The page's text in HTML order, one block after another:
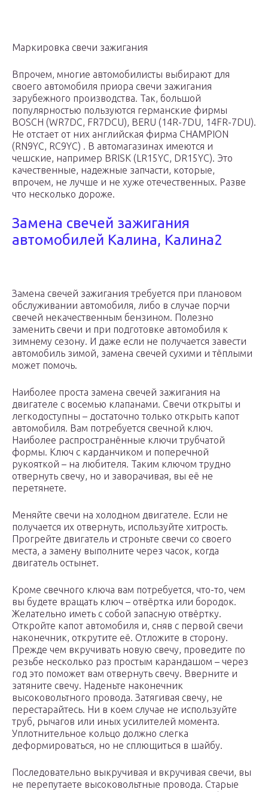
Маркировка свечи зажигания
Впрочем, многие автомобилисты выбирают для
своего автомобиля приора свечи зажигания
зарубежного производства. Так, большой
популярностью пользуются германские фирмы
BOSCH (WR7DC, FR7DCU), BERU (14R-7DU, 14FR-7DU).
Не отстает от них английская фирма CHAMPION
(RN9YC, RC9YC) . В автомагазинах имеются и
чешские, например BRISK (LR15YC, DR15YC). Это
качественные, надежные запчасти, которые,
впрочем, не лучше и не хуже отечественных. Разве
что несколько дороже.
Замена свечей зажигания
автомобилей Калина, Калина2
Замена свечей зажигания требуется при плановом
обслуживании автомобиля, либо в случае порчи
свечей некачественным бензином. Полезно
заменить свечи и при подготовке автомобиля к
зимнему сезону. И даже если не получается завести
автомобиль зимой, замена свечей сухими и тёплыми
может помочь.
Наиболее проста замена свечей зажигания на
двигателе с восемью клапанами. Свечи открыты и
легкодоступны – достаточно только открыть капот
автомобиля. Вам потребуется свечной ключ.
Наиболее распространённые ключи трубчатой
формы. Ключ с карданчиком и поперечной
рукояткой – на любителя. Таким ключом трудно
отвернуть свечу, но и заворачивая, вы её не
перетянете.
Меняйте свечи на холодном двигателе. Если не
получается их отвернуть, используйте хитрость.
Прогрейте двигатель и строньте свечи со своего
места, а замену выполните через часок, когда
двигатель остынет.
Кроме свечного ключа вам потребуется, что-то, чем
вы будете вращать ключ – отвёртка или бородок.
Желательно иметь с собой запасную отвёртку.
Откройте капот автомобиля и, сняв с первой свечи
наконечник, открутите её. Отложите в сторону.
Прежде чем вкручивать новую свечу, проведите по
резьбе несколько раз простым карандашом – через
год это поможет вам отвернуть свечу. Вверните и
затяните свечу. Наденьте наконечник
высоковольтного провода. Затягивая свечу, не
перестарайтесь. Ни в коем случае не используйте
труб, рычагов или иных усилителей момента.
Уплотнительное кольцо должно слегка
деформироваться, но не сплющиться в шайбу.
Последовательно выкручивая и вкручивая свечи, вы
не перепутаете высоковольтные провода. Старые